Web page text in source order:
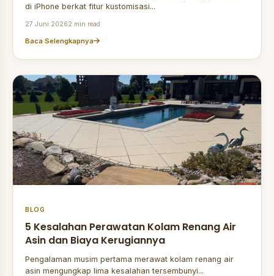
di iPhone berkat fitur kustomisasi...
27 Juni 20262 min read
Baca Selengkapnya
BLOG
5 Kesalahan Perawatan Kolam Renang Air
Asin dan Biaya Kerugiannya
Pengalaman musim pertama merawat kolam renang air
asin mengungkap lima kesalahan tersembunyi...